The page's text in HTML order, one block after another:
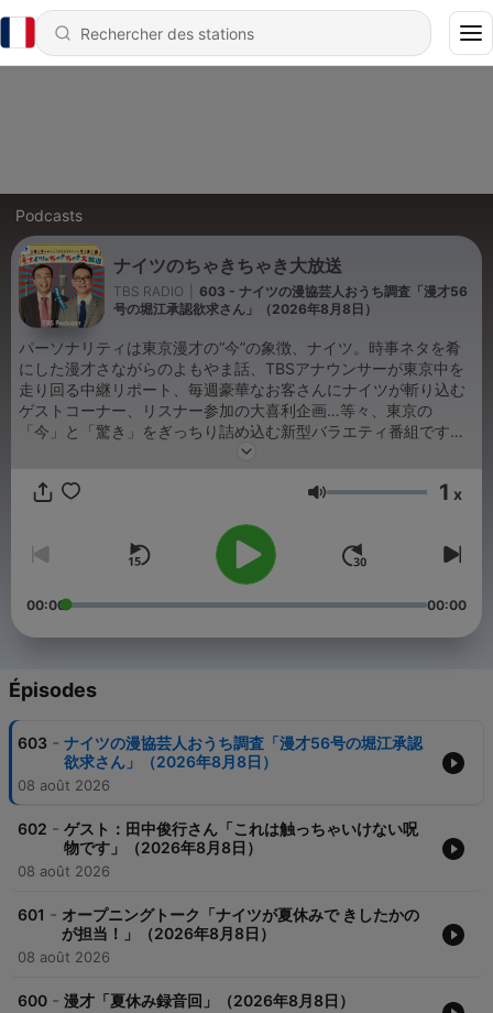
Podcasts
ナイツのちゃきちゃき大放送
TBS RADIO
603 - ナイツの漫協芸人おうち調査「漫才56
号の堀江承認欲求さん」（2026年8月8日）
パーソナリティは東京漫才の“今”の象徴、ナイツ。時事ネタを肴
にした漫才さながらのよもやま話、TBSアナウンサーが東京中を
走り回る中継リポート、毎週豪華なお客さんにナイツが斬り込む
ゲストコーナー、リスナー参加の大喜利企画…等々、東京の
「今」と「驚き」をぎっちり詰め込む新型バラエティ番組です。
「ナイツのちゃきちゃき大放送」は毎週土曜日9時～TBSラジオで
いたします。 https://www.tbs.co.jp/radio/podcast/en.html中。
Volume 1 x
00:00 00:00
Épisodes
603 - ナイツの漫協芸人おうち調査「漫才56号の堀江承認
欲求さん」（2026年8月8日）
08 août 2026
602 - ゲスト：田中俊行さん「これは触っちゃいけない呪
物です」（2026年8月8日）
08 août 2026
601 - オープニングトーク「ナイツが夏休みで きしたかの
が担当！」（2026年8月8日）
08 août 2026
600 - 漫才「夏休み録音回」（2026年8月8日）